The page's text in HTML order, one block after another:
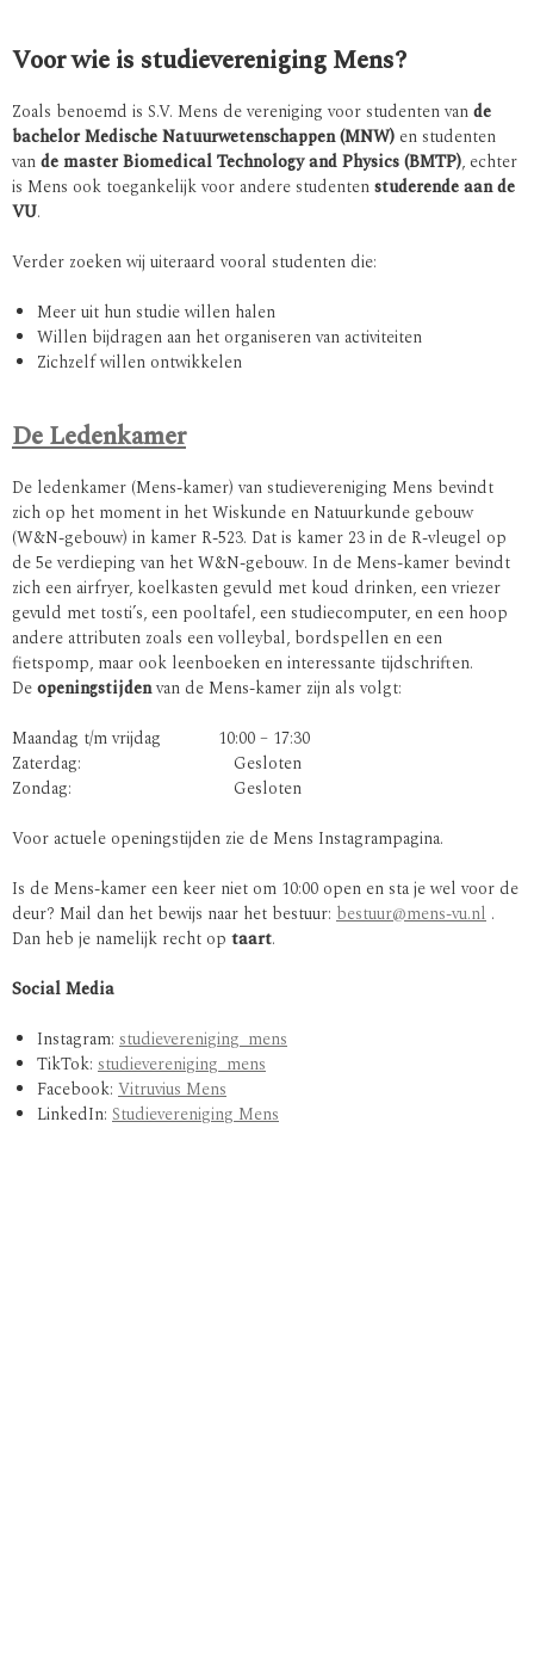
Voor wie is studievereniging Mens?
Zoals benoemd is S.V. Mens de vereniging voor studenten vande
bachelor Medische Natuurwetenschappen (MNW) en studenten
vande masterBiomedical Technology and Physics (BMTP), echter
is Mens ook toegankelijk voor andere studentenstuderende aan de
VU.
Verder zoeken wij uiteraard vooral studenten die:
Meer uit hun studie willen halen
Willen bijdragen aan het organiseren van activiteiten
Zichzelf willen ontwikkelen
De Ledenkamer
De ledenkamer (Mens-kamer) van studievereniging Mens bevindt
zich op het moment in het Wiskunde en Natuurkunde gebouw
(W&N-gebouw) in kamer R-523. Dat is kamer 23 in de R-vleugel op
de 5e verdieping van het W&N-gebouw. In de Mens-kamer bevindt
zich een airfryer, koelkasten gevuld met koud drinken, een vriezer
gevuld met tosti’s, een pooltafel, een studiecomputer, en een hoop
andere attributen zoals een volleybal, bordspellen en een
fietspomp, maar ook leenboeken en interessante tijdschriften.
Deopeningstijdenvan de Mens-kamer zijn als volgt:
Maandag t/m vrijdag 10:00 – 17:30
Zaterdag: Gesloten
Zondag: Gesloten
Voor actuele openingstijden zie de Mens Instagrampagina.
Is de Mens-kamer een keer niet om 10:00 open en sta je wel voor de
deur? Mail dan het bewijs naar het bestuur: bestuur@mens-vu.nl .
Dan heb je namelijk recht op taart.
Social Media
Instagram: studievereniging_mens
TikTok: studievereniging_mens
Facebook: Vitruvius Mens
LinkedIn: Studievereniging Mens